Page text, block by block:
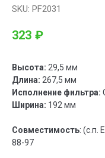
SKU: PF2031
323 ₽
Высота: 29,5 мм
Длина: 267,5 мм
Исполнение фильтра:
Ширина: 192 мм
Совместимость: (с.п.
88-97